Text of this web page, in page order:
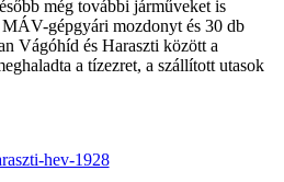
még további járműveket is
gépgyári mozdonyt és 30 db
Vágóhíd és Haraszti között a
a tízezret, a szállított utasok